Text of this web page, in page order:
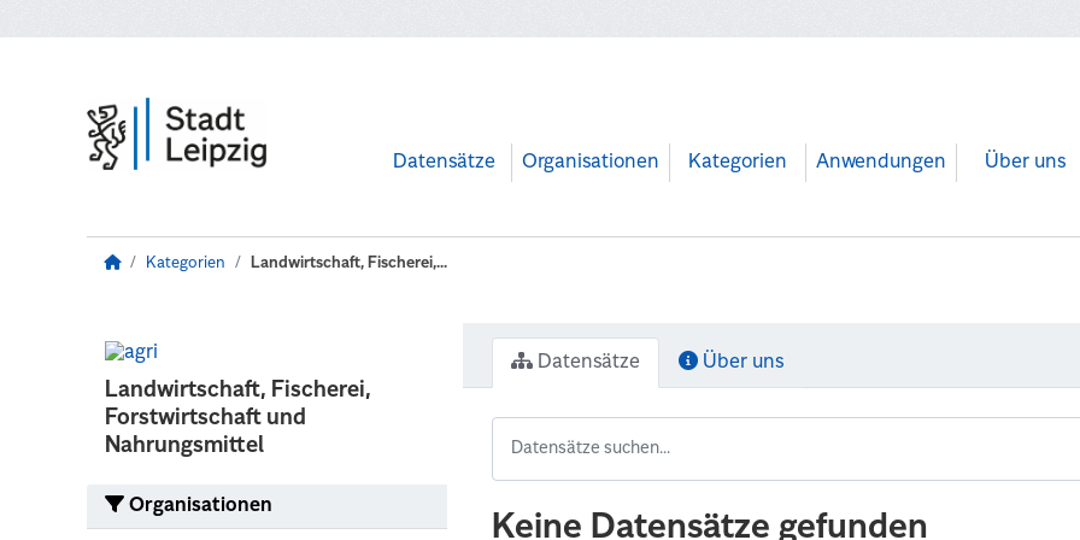
Datensätze Organisationen Kategorien Anwendungen Über uns
Kategorien Landwirtschaft, Fischerei,...
Landwirtschaft, Fischerei,
Forstwirtschaft und
Nahrungsmittel
Organisationen
Datensätze Über uns
Keine Datensätze gefunden